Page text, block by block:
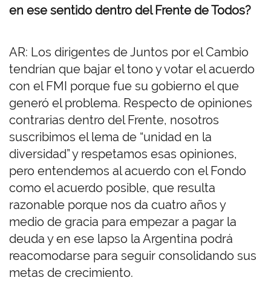
en ese sentido dentro del Frente de Todos?
AR: Los dirigentes de Juntos por el Cambio
tendrían que bajar el tono y votar el acuerdo
con el FMI porque fue su gobierno el que
generó el problema. Respecto de opiniones
contrarias dentro del Frente, nosotros
suscribimos el lema de “unidad en la
diversidad” y respetamos esas opiniones,
pero entendemos al acuerdo con el Fondo
como el acuerdo posible, que resulta
razonable porque nos da cuatro años y
medio de gracia para empezar a pagar la
deuda y en ese lapso la Argentina podrá
reacomodarse para seguir consolidando sus
metas de crecimiento.